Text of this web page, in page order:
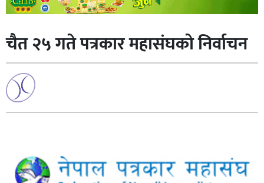
चैत २५ गते पत्रकार महासंघको निर्वाचन